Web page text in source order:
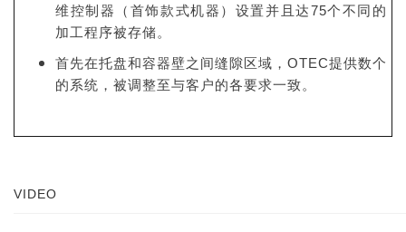
维控制器（首饰款式机器）设置并且达75个不同的
加工程序被存储。
首先在托盘和容器壁之间缝隙区域，OTEC提供数个
的系统，被调整至与客户的各要求一致。
VIDEO